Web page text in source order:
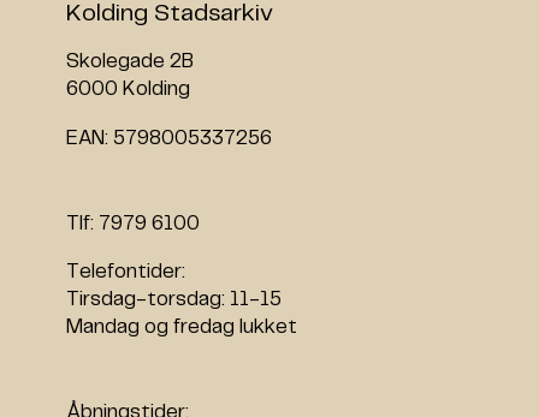
Kolding Stadsarkiv har fra 1. september
kulturhistorisk formidler i en treårig
projektstilling med fokus på bymidten. Hun
skal gøre historien til en levende del af
”Anneken har en unik kombination af
alt fra store formidlingsprojekter til helt
lokale kulturmiljøer. Vi er glade for at få
Kolding Stadsarkiv
Skolegade 2B
6000 Kolding
EAN: 5798005337256
Tlf: 7979 6100
Telefontider:
Tirsdag-torsdag: 11-15
Mandag og fredag lukket
Åbningstider: